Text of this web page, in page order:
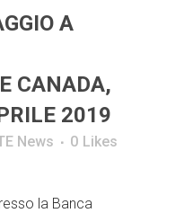
A
CANADA,
2019
News 0 Likes
la Banca